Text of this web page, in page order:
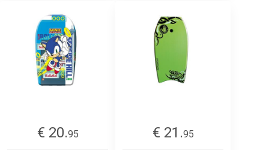
€ 20.95
€ 21.95